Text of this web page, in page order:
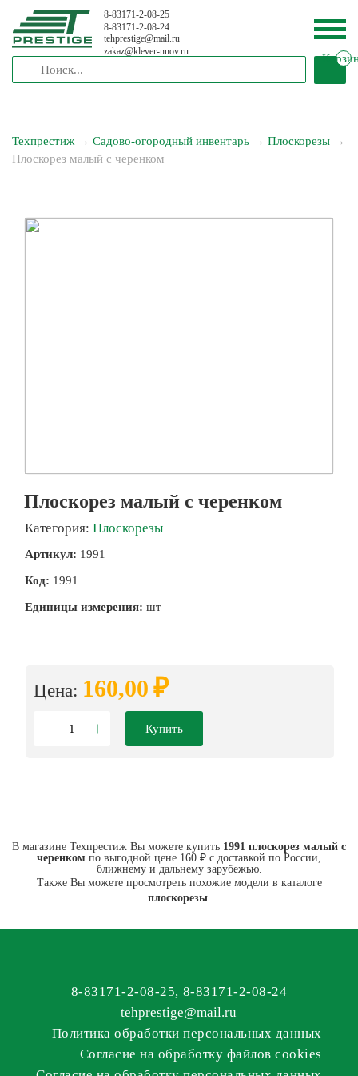
8-83171-2-08-25
8-83171-2-08-24
tehprestige@mail.ru
zakaz@klever-nnov.ru
Техпрестиж → Садово-огородный инвентарь → Плоскорезы →
Плоскорез малый с черенком
Плоскорез малый с черенком
Категория: Плоскорезы
Артикул: 1991
Код: 1991
Единицы измерения: шт
Цена: 160,00 ₽
Купить
В магазине Техпрестиж Вы можете купить 1991 плоскорез малый с
черенком по выгодной цене 160 ₽ с доставкой по России,
ближнему и дальнему зарубежью.
Также Вы можете просмотреть похожие модели в каталоге
плоскорезы.
8-83171-2-08-25, 8-83171-2-08-24
tehprestige@mail.ru
Политика обработки персональных данных
Согласие на обработку файлов cookies